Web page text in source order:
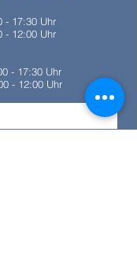
- 17:30 Uhr
- 12:00 Uhr
- 17:30 Uhr
- 12:00 Uhr